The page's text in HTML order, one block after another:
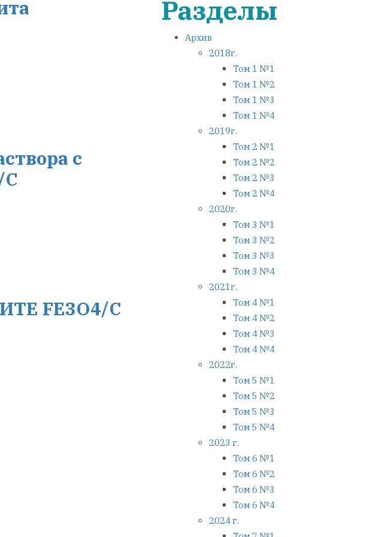
с
FE3O4/C
Разделы
Архив
2018г.
Том 1 №1
Том 1 №2
Том 1 №3
Том 1 №4
2019г.
Том 2 №1
Том 2 №2
Том 2 №3
Том 2 №4
2020г.
Том 3 №1
Том 3 №2
Том 3 №3
Том 3 №4
2021г.
Том 4 №1
Том 4 №2
Том 4 №3
Том 4 №4
2022г.
Том 5 №1
Том 5 №2
Том 5 №3
Том 5 №4
2023 г.
Том 6 №1
Том 6 №2
Том 6 №3
Том 6 №4
2024 г.